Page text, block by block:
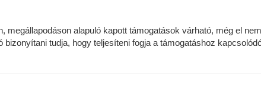
megállapodáson alapuló kapott támogatások várható, még el
bizonyítani tudja, hogy teljesíteni fogja a támogatáshoz